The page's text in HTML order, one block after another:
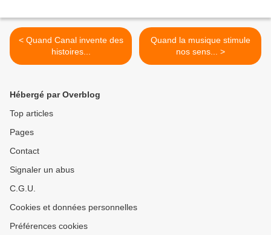
< Quand Canal invente des
histoires...
Quand la musique stimule
nos sens... >
Hébergé par Overblog
Top articles
Pages
Contact
Signaler un abus
C.G.U.
Cookies et données personnelles
Préférences cookies